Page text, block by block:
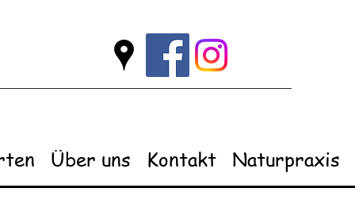
Über uns Kontakt Naturpraxis